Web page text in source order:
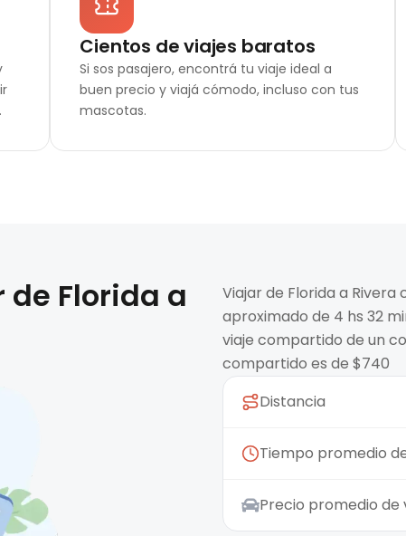
Cientos de viajes baratos
Si sos pasajero, encontrá tu viaje ideal a
buen precio y viajá cómodo, incluso con tus
mascotas.
de Florida a
Viajar de Florida a
aproximado de 4 hs 32
viaje compartido de un
compartido es de $740
Distancia
Tiempo promedio
Precio promedio